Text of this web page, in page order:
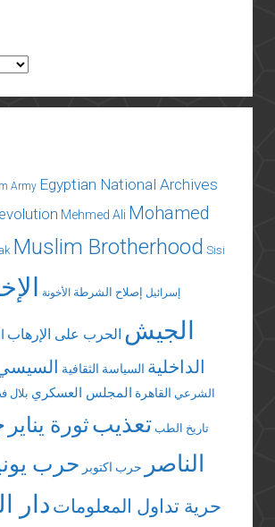
Army Egyptian National Archives
Mehmed Ali Mohamed
Muslim Brotherhood Sisi
إسرائيل إصلاح الشرطة الأخونة
الجيش الحرب على الإرهاب
الداخلية السياسة الثقافية
الشرعي القاهرة المجلس العسكري بلال
تاريخ الطب تعذيبثورة يناير
الناصر
حرب اكتوبر حرب
حرية تداول المعلومات دار